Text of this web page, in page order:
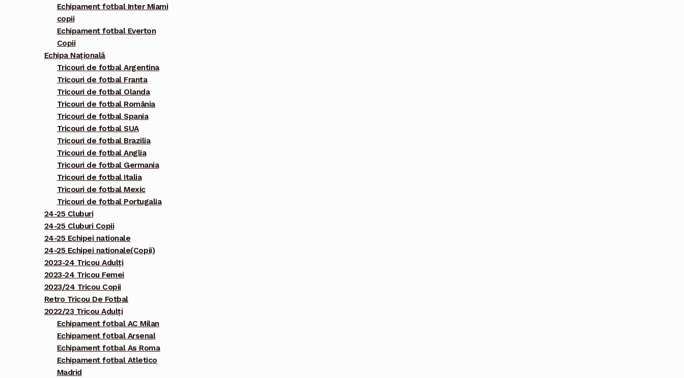
Echipament fotbal Inter Miami
copii
Echipament fotbal Everton
Copii
Echipa Națională
Tricouri de fotbal Argentina
Tricouri de fotbal Franta
Tricouri de fotbal Olanda
Tricouri de fotbal România
Tricouri de fotbal Spania
Tricouri de fotbal SUA
Tricouri de fotbal Brazilia
Tricouri de fotbal Anglia
Tricouri de fotbal Germania
Tricouri de fotbal Italia
Tricouri de fotbal Mexic
Tricouri de fotbal Portugalia
24-25 Cluburi
24-25 Cluburi Copii
24-25 Echipei nationale
24-25 Echipei nationale(Copii)
2023-24 Tricou Adulți
2023-24 Tricou Femei
2023/24 Tricou Copii
Retro Tricou De Fotbal
2022/23 Tricou Adulți
Echipament fotbal AC Milan
Echipament fotbal Arsenal
Echipament fotbal As Roma
Echipament fotbal Atletico
Madrid